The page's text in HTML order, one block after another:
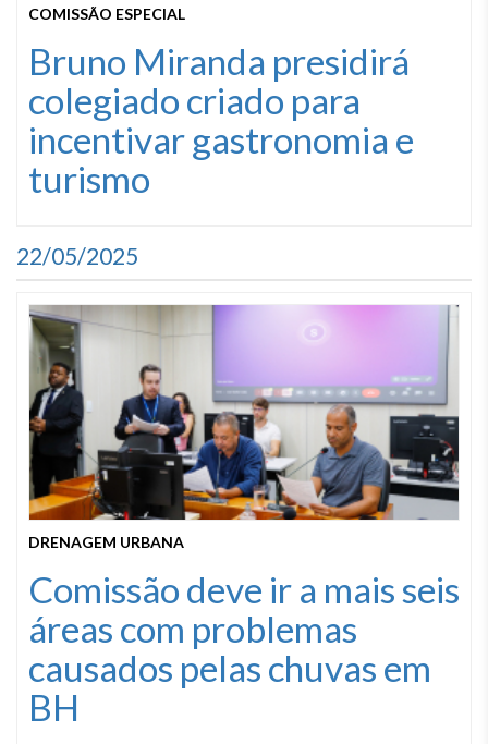
COMISSÃO ESPECIAL
​Bruno Miranda presidirá
colegiado criado para
incentivar gastronomia e
turismo
22/05/2025
DRENAGEM URBANA
Comissão deve ir a mais seis
áreas com problemas
causados pelas chuvas em
BH